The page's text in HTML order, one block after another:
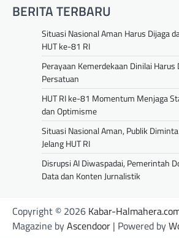
BERITA TERBARU
Situasi Nasional Aman Harus Dijaga
HUT ke-81 RI
Perayaan Kemerdekaan Dinilai Harus
Persatuan
HUT RI ke-81 Momentum Menjaga
dan Optimisme
Situasi Nasional Aman, Publik
Jelang HUT RI
Disrupsi AI Diwaspadai, Pemerintah
Data dan Konten Jurnalistik
Copyright © 2026 Kabar-
Magazine byAscendoor | Powered by